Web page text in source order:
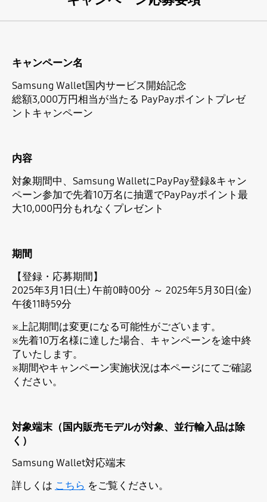
キャンペーン名
Samsung Wallet国内サービス開始記念
総額3,000万円相当が当たる PayPayポイントプレゼ
ントキャンペーン
内容
対象期間中、Samsung WalletにPayPay登録&キャン
ペーン参加で先着10万名に抽選でPayPayポイント最
大10,000円分もれなくプレゼント
期間
【登録・応募期間】
2025年3月1日(土) 午前0時00分 ～ 2025年5月30日(金)
午後11時59分
※上記期間は変更になる可能性がございます。
※先着10万名様に達した場合、キャンペーンを途中終
了いたします。
※期間やキャンペーン実施状況は本ページにてご確認
ください。
対象端末（国内販売モデルが対象、並行輸入品は除
く）
Samsung Wallet対応端末
詳しくは こちら をご覧ください。